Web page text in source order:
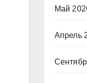
Май
Апрель